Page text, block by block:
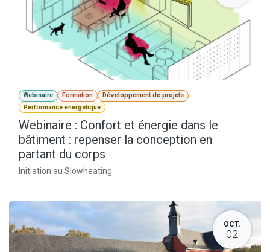
Webinaire Formation
Développement de projets
Performance énergétique
Webinaire : Confort et énergie dans le
bâtiment : repenser la conception en
partant du corps
Initiation au Slowheating
OCT.
02